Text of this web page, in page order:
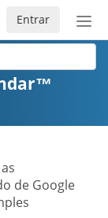
Entrar
de Google